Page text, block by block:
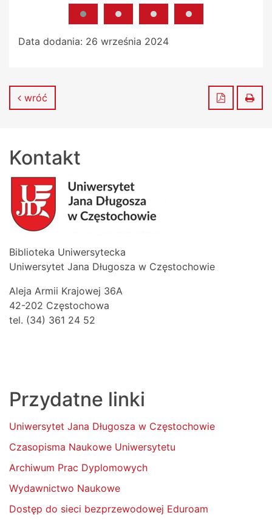
Data dodania: 26 września 2024
wróć Zapisz do
Kontakt
Biblioteka Uniwersytecka
Uniwersytet Jana Długosza w Częstochowie
Aleja Armii Krajowej 36A
42-202 Częstochowa
tel. (34) 361 24 52
Przydatne linki
Uniwersytet Jana Długosza w Częstochowie
Czasopisma Naukowe Uniwersytetu
Archiwum Prac Dyplomowych
Wydawnictwo Naukowe
Dostęp do sieci bezprzewodowej Eduroam